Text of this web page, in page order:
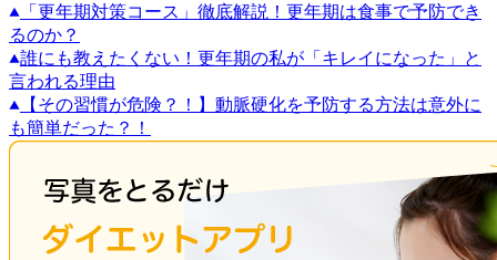
「更年期対策コース」徹底解説！更年期は食事で予防でき
るのか？
誰にも教えたくない！更年期の私が「キレイになった」と
言われる理由
【その習慣が危険？！】動脈硬化を予防する方法は意外に
も簡単だった？！